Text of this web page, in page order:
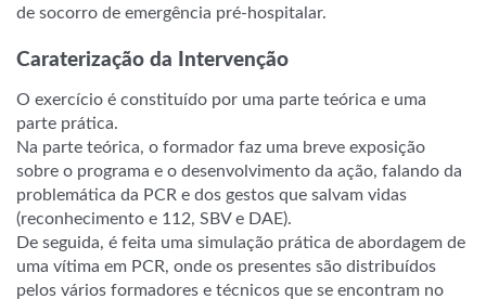
de socorro de emergência pré-hospitalar.
Caraterização da Intervenção
O exercício é constituído por uma parte teórica e uma
parte prática.
Na parte teórica, o formador faz uma breve exposição
sobre o programa e o desenvolvimento da ação, falando da
problemática da PCR e dos gestos que salvam vidas
(reconhecimento e 112, SBV e DAE).
De seguida, é feita uma simulação prática de abordagem de
uma vítima em PCR, onde os presentes são distribuídos
pelos vários formadores e técnicos que se encontram no